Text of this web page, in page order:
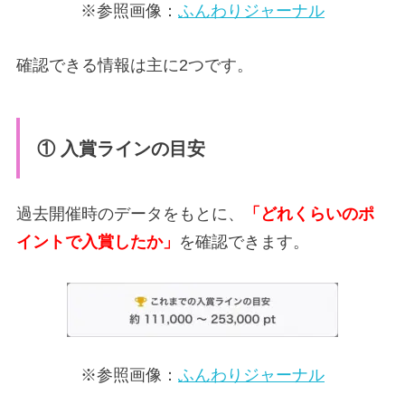
※参照画像： ふんわりジャーナル
確認できる情報は主に2つです。
① 入賞ラインの目安
過去開催時のデータをもとに、
「どれくらいのポ
イントで入賞したか」 を確認できます。
※参照画像： ふんわりジャーナル